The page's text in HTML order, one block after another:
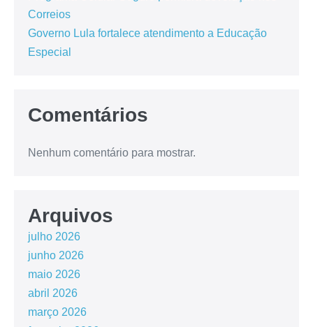
Correios
Governo Lula fortalece atendimento a Educação
Especial
Comentários
Nenhum comentário para mostrar.
Arquivos
julho 2026
junho 2026
maio 2026
abril 2026
março 2026